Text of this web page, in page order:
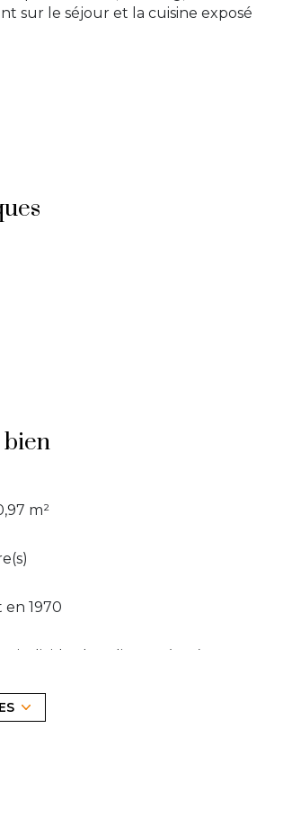
sur le séjour et la cuisine exposé
offrira de belles possiblités!
39 83 30 30 ou par mail à
disponibles sur le site
m²
1970
individuel : radiateur (gaz)